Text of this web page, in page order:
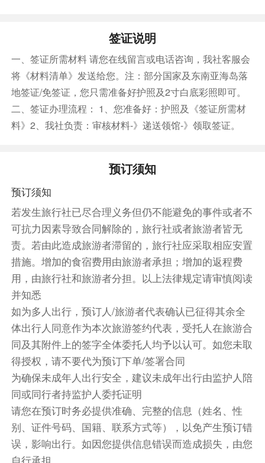
维也纳美泉宫希尔顿逸林酒店及度假村 或 奥地利潮
流酒店-维也纳多比奥 或 维也纳雷纳斯酒店 或 维也纳
凯艺酒店
第8天
酒店内
为“世界音乐之都”。自13世纪中期至20世纪初
期，维也纳曾分别作为神圣罗马帝国、奥地利帝国
和奥匈帝国的首都及统治中心而闻名世界，在哈布
斯堡王朝几百年的统治时期，维也纳一度发展为欧
洲的文化和政治中心
敬请自理
【施特劳斯沉浸式博物馆】入内（游览不少于1小
时）
●【维也纳自由活动】（游览不少于2小时）,老城
区以维也纳的灵魂——圣史蒂芬大教堂为中心，它
旁边的几条主要街道都是步行者的天堂。在这里时
髦的商店和咖啡馆并肩而立，一幢幢豪华的老建筑
诉说着哈布斯堡帝国曾经的繁荣。
炸猪排餐
或NH Vienna Airport Conference C或Hotel
Rainers21
签证说明
一、签证所需材料 请您在线留言或电话咨询，我社客服会
将《材料清单》发送给您。注：部分国家及东南亚海岛落
地签证/免签证，您只需准备好护照及2寸白底彩照即可。
二、签证办理流程： 1、您准备好：护照及《签证所需材
料》2、我社负责：审核材料-》递送领馆-》领取签证。
预订须知
预订须知
若发生旅行社已尽合理义务但仍不能避免的事件或者不
可抗力因素导致合同解除的，旅行社或者旅游者皆无
责。若由此造成旅游者滞留的，旅行社应采取相应安置
措施。增加的食宿费用由旅游者承担；增加的返程费
用，由旅行社和旅游者分担。以上法律规定请审慎阅读
并知悉
如为多人出行，预订人/旅游者代表确认已征得其余全
体出行人同意作为本次旅游签约代表，受托人在旅游合
同及其附件上的签字全体委托人均予以认可。如您未取
得授权，请不要代为预订下单/签署合同
为确保未成年人出行安全，建议未成年出行由监护人陪
同或同行者持监护人委托证明
请您在预订时务必提供准确、完整的信息（姓名、性
别、证件号码、国籍、联系方式等），以免产生预订错
误，影响出行。如因您提供信息错误而造成损失，由您
自行承担